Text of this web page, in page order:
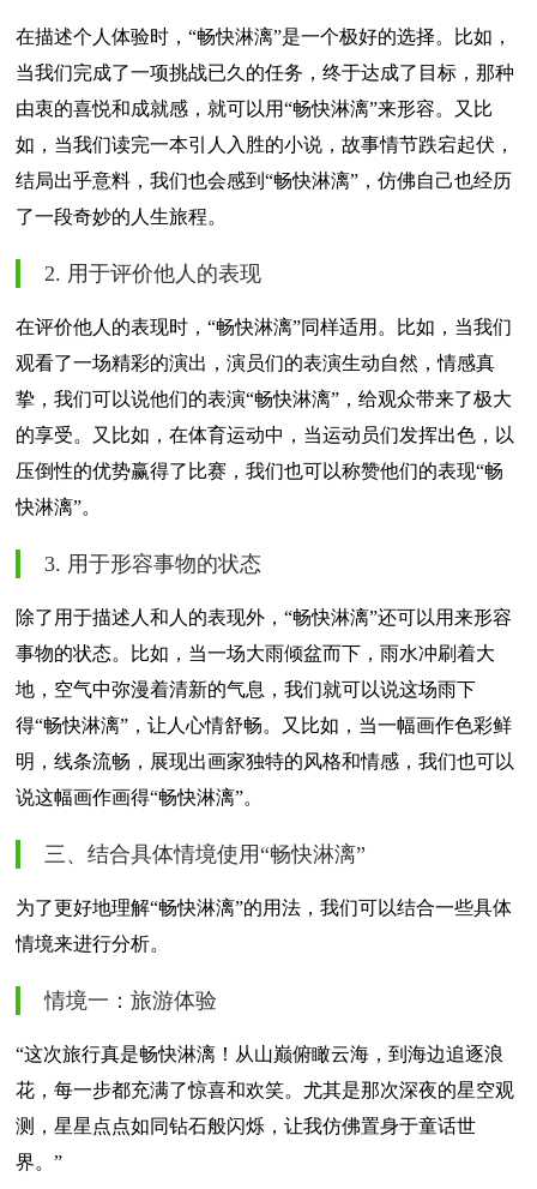
在描述个人体验时，“畅快淋漓”是一个极好的选择。比如，
当我们完成了一项挑战已久的任务，终于达成了目标，那种
由衷的喜悦和成就感，就可以用“畅快淋漓”来形容。又比
如，当我们读完一本引人入胜的小说，故事情节跌宕起伏，
结局出乎意料，我们也会感到“畅快淋漓”，仿佛自己也经历
了一段奇妙的人生旅程。
2. 用于评价他人的表现
在评价他人的表现时，“畅快淋漓”同样适用。比如，当我们
观看了一场精彩的演出，演员们的表演生动自然，情感真
挚，我们可以说他们的表演“畅快淋漓”，给观众带来了极大
的享受。又比如，在体育运动中，当运动员们发挥出色，以
压倒性的优势赢得了比赛，我们也可以称赞他们的表现“畅
快淋漓”。
3. 用于形容事物的状态
除了用于描述人和人的表现外，“畅快淋漓”还可以用来形容
事物的状态。比如，当一场大雨倾盆而下，雨水冲刷着大
地，空气中弥漫着清新的气息，我们就可以说这场雨下
得“畅快淋漓”，让人心情舒畅。又比如，当一幅画作色彩鲜
明，线条流畅，展现出画家独特的风格和情感，我们也可以
说这幅画作画得“畅快淋漓”。
三、结合具体情境使用“畅快淋漓”
为了更好地理解“畅快淋漓”的用法，我们可以结合一些具体
情境来进行分析。
情境一：旅游体验
“这次旅行真是畅快淋漓！从山巅俯瞰云海，到海边追逐浪
花，每一步都充满了惊喜和欢笑。尤其是那次深夜的星空观
测，星星点点如同钻石般闪烁，让我仿佛置身于童话世
界。”